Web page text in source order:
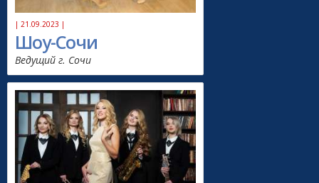
| 21.09.2023 |
Шоу-Сочи
Ведущий г. Сочи